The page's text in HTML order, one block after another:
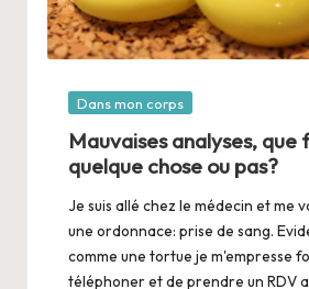
Posté
Dans mon corps
Mauvaises analyses, que
quelque chose ou pas?
Je suis allé chez le médecin et me
une ordonnace: prise de sang.
comme une tortue je m'empresse
téléphoner et de prendre un RDV